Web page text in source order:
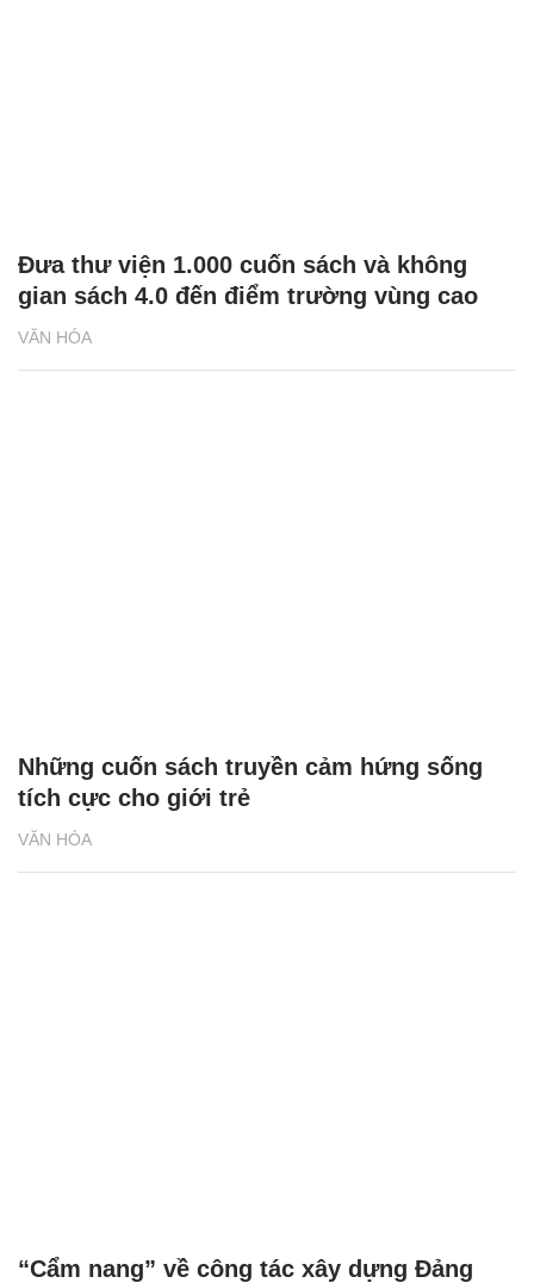
VĂN HÓA
Đưa thư viện 1.000 cuốn sách và không
gian sách 4.0 đến điểm trường vùng cao
VĂN HÓA
Những cuốn sách truyền cảm hứng sống
tích cực cho giới trẻ
“Cẩm nang” về công tác xây dựng Đảng